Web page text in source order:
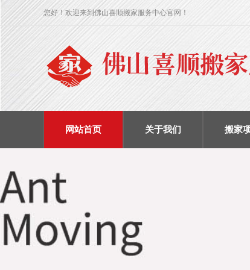
您好！欢迎来到佛山喜顺搬家服务中心官网！
网站首页 关于我们 搬家